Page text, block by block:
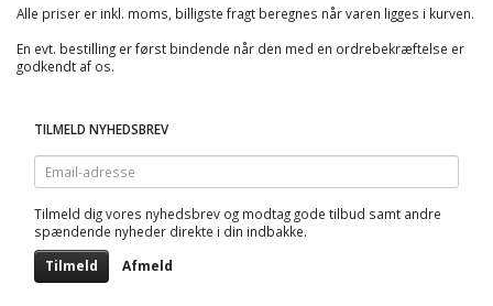
Alle priser er inkl. moms, billigste fragt beregnes når varen ligges i kurven.
En evt. bestilling er først bindende når den med en ordrebekræftelse er
godkendt af os.
TILMELD NYHEDSBREV
Email-
adresse
Tilmeld dig vores nyhedsbrev og modtag gode tilbud samt andre
spændende nyheder direkte i din indbakke.
Tilmeld Afmeld